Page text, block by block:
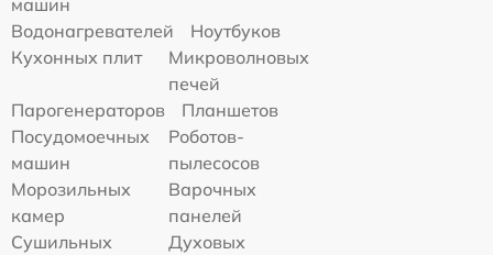
Водонагревателей
Ноутбуков
Кухонных плит
Микроволновых
печей
Парогенераторов
Планшетов
Посудомоечных
машин
Роботов-
пылесосов
Морозильных
камер
Варочных
панелей
Сушильных
Духовых